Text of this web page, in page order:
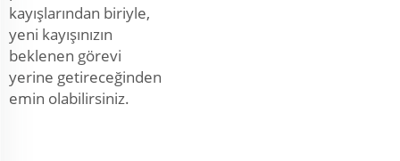
kayışlarından biriyle,
yeni kayışınızın
beklenen görevi
yerine getireceğinden
emin olabilirsiniz.